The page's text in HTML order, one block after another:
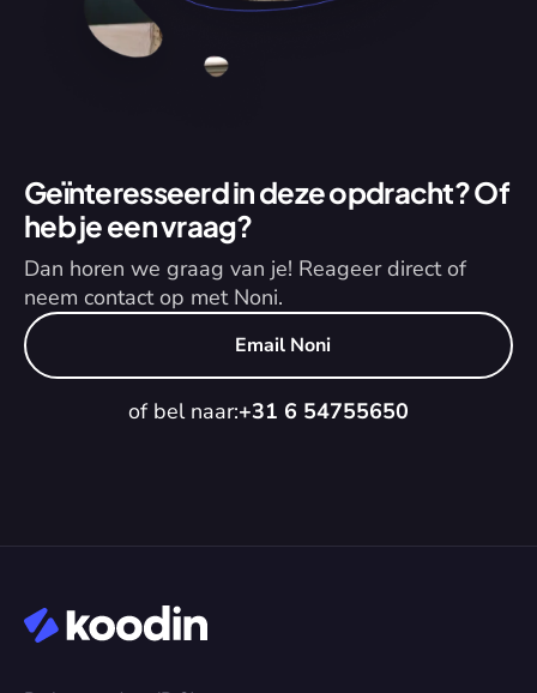
Geïnteresseerd in deze opdracht? Of
heb je een vraag?
Dan horen we graag van je! Reageer direct of
neem contact op met Noni.
Email Noni
of bel naar:+31 6 54755650